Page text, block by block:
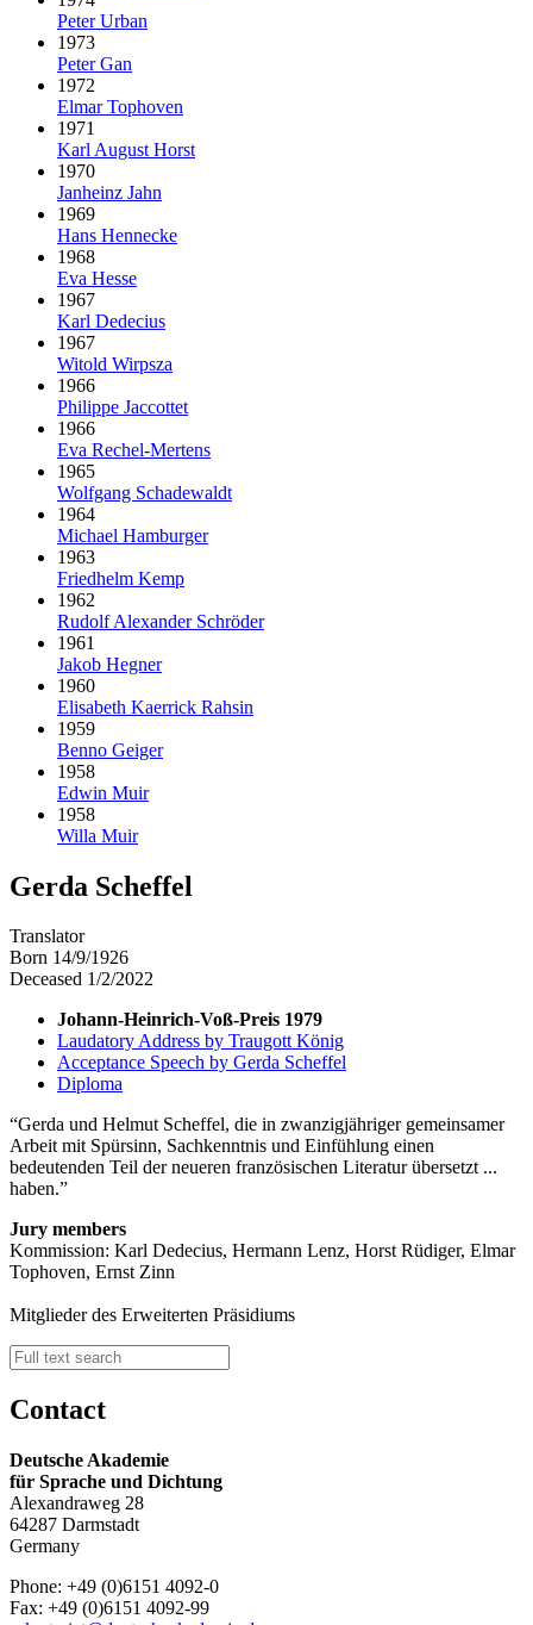
Peter Urban
1973
Peter Gan
1972
Elmar Tophoven
1971
Karl August Horst
1970
Janheinz Jahn
1969
Hans Hennecke
1968
Eva Hesse
1967
Karl Dedecius
1967
Witold Wirpsza
1966
Philippe Jaccottet
1966
Eva Rechel-Mertens
1965
Wolfgang Schadewaldt
1964
Michael Hamburger
1963
Friedhelm Kemp
1962
Rudolf Alexander Schröder
1961
Jakob Hegner
1960
Elisabeth Kaerrick Rahsin
1959
Benno Geiger
1958
Edwin Muir
1958
Willa Muir
Gerda Scheffel
Translator
Born 14/9/1926
Deceased 1/2/2022
Johann-Heinrich-Voß-Preis 1979
Laudatory Address by Traugott König
Acceptance Speech by Gerda Scheffel
Diploma
Gerda und Helmut Scheffel, die in zwanzigjähriger gemeinsamer
Arbeit mit Spürsinn, Sachkenntnis und Einfühlung einen
bedeutenden Teil der neueren französischen Literatur übersetzt ...
haben.
Jury members
Kommission: Karl Dedecius, Hermann Lenz, Horst Rüdiger, Elmar
Tophoven, Ernst Zinn
Mitglieder des Erweiterten Präsidiums
Contact
Deutsche Akademie
für Sprache und Dichtung
Alexandraweg 28
64287 Darmstadt
Germany
Phone: +49 (0)6151 4092-0
Fax: +49 (0)6151 4092-99